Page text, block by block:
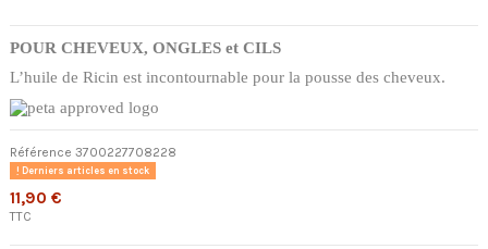
POUR CHEVEUX, ONGLES et CILS
L’huile de Ricin est incontournable pour la pousse des cheveux.
Référence 3700227708228
Derniers articles en stock
11,90 €
TTC